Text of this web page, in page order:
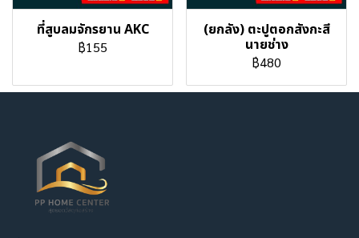
ที่สูบลมจักรยาน AKC
฿155
(ยกลัง) ตะปูตอกสังกะสี
นายช่าง
฿480